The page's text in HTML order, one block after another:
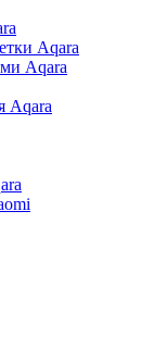
Aqara
Aqara
Aqara